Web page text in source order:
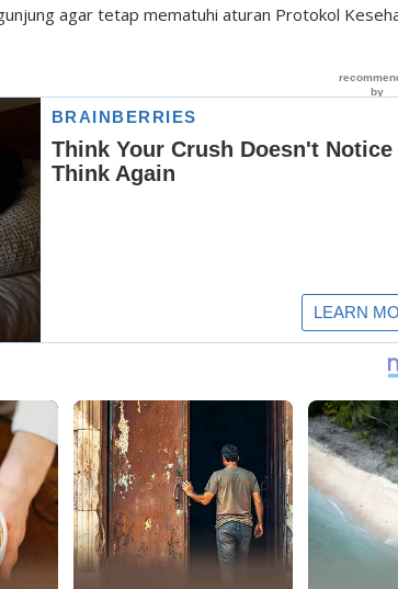
agar tetap mematuhi aturan Protokol